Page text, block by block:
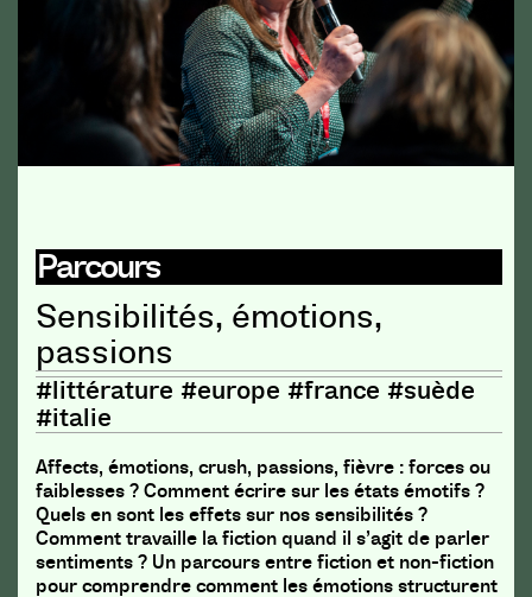
Parcours
Sensibilités, émotions,
passions
#littérature #europe #france #suède
#italie
Affects, émotions, crush, passions, fièvre : forces ou
faiblesses ? Comment écrire sur les états émotifs ?
Quels en sont les effets sur nos sensibilités ?
Comment travaille la fiction quand il s’agit de parler
sentiments ? Un parcours entre fiction et non-fiction
pour comprendre comment les émotions structurent